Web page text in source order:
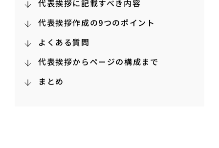
代表挨拶に記載すべき内容
代表挨拶作成の9つのポイント
よくある質問
代表挨拶からページの構成まで
まとめ